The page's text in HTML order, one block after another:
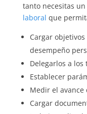
tanto necesitas un
laboral que
Cargar
desempeño
Delegarlos a los
Establecer
Medir el avance
Cargar